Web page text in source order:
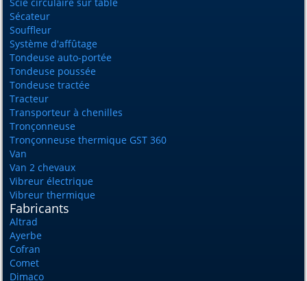
Sécateur
Souffleur
Système d'affûtage
Tondeuse auto-portée
Tondeuse poussée
Tondeuse tractée
Tracteur
Transporteur à chenilles
Tronçonneuse
Tronçonneuse thermique GST 360
Van
Van 2 chevaux
Vibreur électrique
Vibreur thermique
Fabricants
Altrad
Ayerbe
Cofran
Comet
Dimaco